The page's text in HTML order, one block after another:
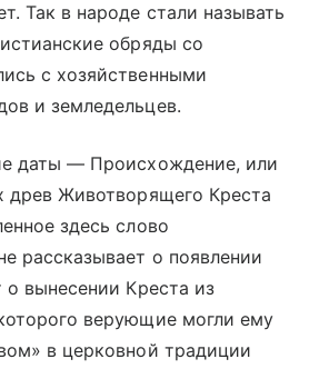
Так в народе стали называть
обряды со
с хозяйственными
и земледельцев.
даты — Происхождение, или
древ Животворящего Креста
здесь слово
рассказывает о появлении
о вынесении Креста из
верующие могли ему
в церковной традиции